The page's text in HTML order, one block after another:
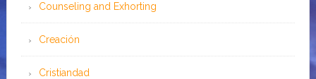
Counseling and Exhorting
Creación
Cristiandad